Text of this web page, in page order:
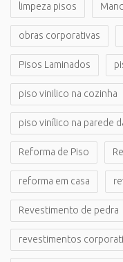
limpeza pisos
obras corporativas
Pisos Laminados
piso vinilico na cozinha
piso vinílico na parede
Reforma de Piso
reforma em casa
Revestimento de pedra
revestimentos